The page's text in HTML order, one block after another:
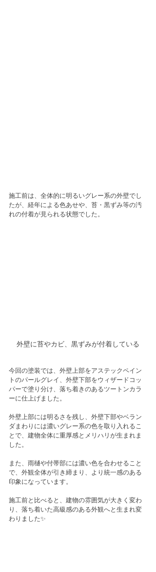
施工前は、全体的に明るいグレー系の外壁でし
たが、経年による色あせや、苔・黒ずみ等の汚
れの付着が見られる状態でした。
外壁に苔やカビ、黒ずみが付着している
今回の塗装では、外壁上部をアステックペイン
トのパールグレイ、外壁下部をウィザードコッ
パーで塗り分け、落ち着きのあるツートンカラ
ーに仕上げました。
外壁上部には明るさを残し、外壁下部やベラン
ダまわりには濃いグレー系の色を取り入れるこ
とで、建物全体に重厚感とメリハリが生まれま
した。
また、雨樋や付帯部には濃い色を合わせること
で、外観全体が引き締まり、より統一感のある
印象になっています。
施工前と比べると、建物の雰囲気が大きく変わ
り、落ち着いた高級感のある外観へと生まれ変
わりました✨